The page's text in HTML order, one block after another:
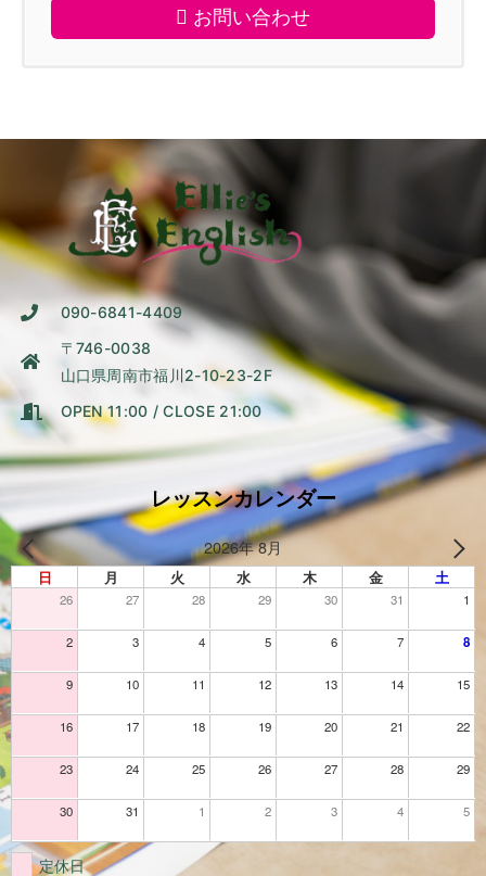
お問い合わせ
090-6841-4409
〒746-0038
山口県周南市福川2-10-23-2F
OPEN 11:00 / CLOSE 21:00
レッスンカレンダー
2026年 8月
日 月 火 水 木 金 土
26 27 28 29 30 31 1
2 3 4 5 6 7 8
9 10 11 12 13 14 15
16 17 18 19 20 21 22
23 24 25 26 27 28 29
30 31 1 2 3 4 5
定休日